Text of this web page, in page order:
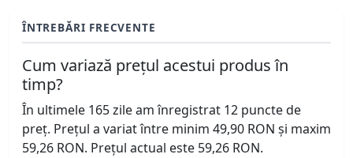
ÎNTREBĂRI FRECVENTE
Cum variază prețul acestui produs în
timp?
În ultimele 165 zile am înregistrat 12 puncte de
preț. Prețul a variat între minim 49,90 RON și maxim
59,26 RON. Prețul actual este 59,26 RON.